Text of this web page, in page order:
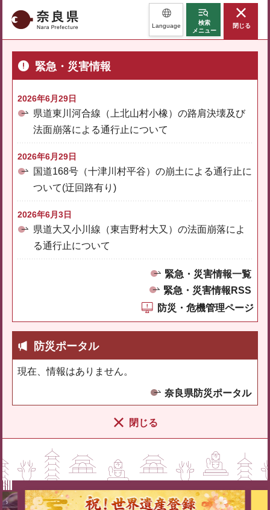
奈良県 Language
検索
メニュー
閉じる
緊急・災害情報
2026年6月29日
県道東川河合線（上北山村小橡）の路肩決壊及び
法面崩落による通行止について
2026年6月29日
国道168号（十津川村平谷）の崩土による通行止に
ついて(迂回路有り)
2026年6月3日
県道大又小川線（東吉野村大又）の法面崩落によ
る通行止について
緊急・災害情報一覧
緊急・災害情報RSS
防災・危機管理ページ
防災ポータル
現在、情報はありません。
奈良県防災ポータル
閉じる